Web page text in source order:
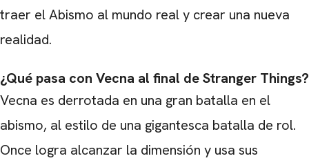
traer el Abismo al mundo real y crear una nueva
realidad.
¿Qué pasa con Vecna ​​al final de Stranger Things?
Vecna ​​es derrotada en una gran batalla en el
abismo, al estilo de una gigantesca batalla de rol.
Once logra alcanzar la dimensión y usa sus